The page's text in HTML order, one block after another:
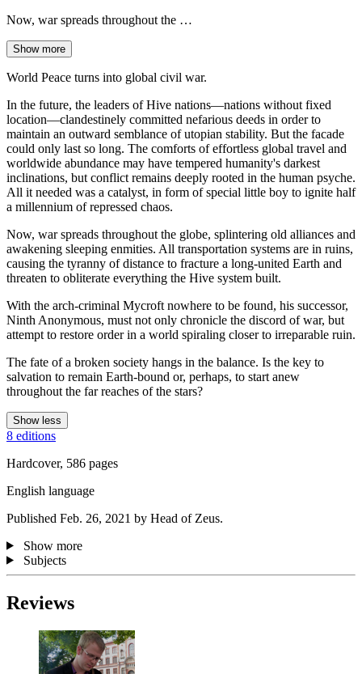
Now, war spreads throughout the …
Show more
World Peace turns into global civil war.
In the future, the leaders of Hive nations—nations without fixed
location—clandestinely committed nefarious deeds in order to
maintain an outward semblance of utopian stability. But the facade
could only last so long. The comforts of effortless global travel and
worldwide abundance may have tempered humanity's darkest
inclinations, but conflict remains deeply rooted in the human psyche.
All it needed was a catalyst, in form of special little boy to ignite half
a millennium of repressed chaos.
Now, war spreads throughout the globe, splintering old alliances and
awakening sleeping enmities. All transportation systems are in ruins,
causing the tyranny of distance to fracture a long-united Earth and
threaten to obliterate everything the Hive system built.
With the arch-criminal Mycroft nowhere to be found, his successor,
Ninth Anonymous, must not only chronicle the discord of war, but
attempt to restore order in a world spiraling closer to irreparable ruin.
The fate of a broken society hangs in the balance. Is the key to
salvation to remain Earth-bound or, perhaps, to start anew
throughout the far reaches of the stars?
Show less
8 editions
Hardcover, 586 pages
English language
Published Feb. 26, 2021 by Head of Zeus.
Show more
Subjects
Reviews